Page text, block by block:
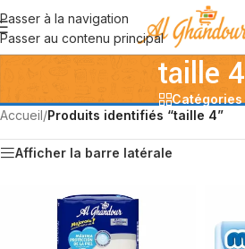
Passer à la navigation
Passer au contenu principal
taille 4
Catégories
Accueil/Produits identifiés “taille 4”
Afficher la barre latérale